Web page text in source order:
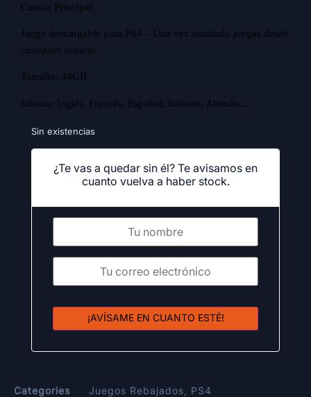
Cuenta Principal:
Juego descargable para PS4 – Una vez instalado juegas desde
cualquier usuario.
Tamaño: 40GB
Idioma: Inglés, Francés, Español, Italiano, Alemán…
Sin existencias
¿Te vas a quedar sin él? Te avisamos en
cuanto vuelva a haber stock.
¡AVÍSAME EN CUANTO ESTÉ!
Categories Juegos Rebajados PS4